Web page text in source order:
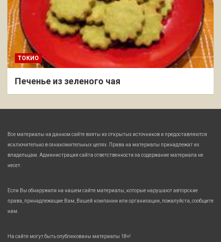
ТОКИО
Печенье из зеленого чая
Все материалы на данном сайте взяты из открытых источников и предоставляются
исключительно в ознакомительных целях. Права на материалы принадлежат их
владельцам. Администрация сайта ответственности за содержание материала не
несет.
Если Вы обнаружили на нашем сайте материалы, которые нарушают авторские
права, принадлежащие Вам, Вашей компании или организации, пожалуйста, сообщите
нам.
На сайте могут быть опубликованы материалы 18+!